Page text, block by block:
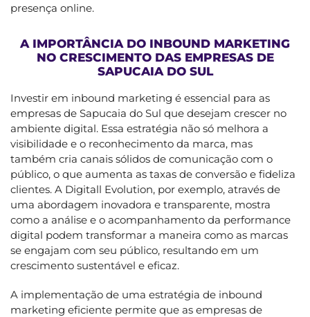
presença online.
A IMPORTÂNCIA DO INBOUND MARKETING
NO CRESCIMENTO DAS EMPRESAS DE
SAPUCAIA DO SUL
Investir em inbound marketing é essencial para as
empresas de Sapucaia do Sul que desejam crescer no
ambiente digital. Essa estratégia não só melhora a
visibilidade e o reconhecimento da marca, mas
também cria canais sólidos de comunicação com o
público, o que aumenta as taxas de conversão e fideliza
clientes. A Digitall Evolution, por exemplo, através de
uma abordagem inovadora e transparente, mostra
como a análise e o acompanhamento da performance
digital podem transformar a maneira como as marcas
se engajam com seu público, resultando em um
crescimento sustentável e eficaz.
A implementação de uma estratégia de inbound
marketing eficiente permite que as empresas de